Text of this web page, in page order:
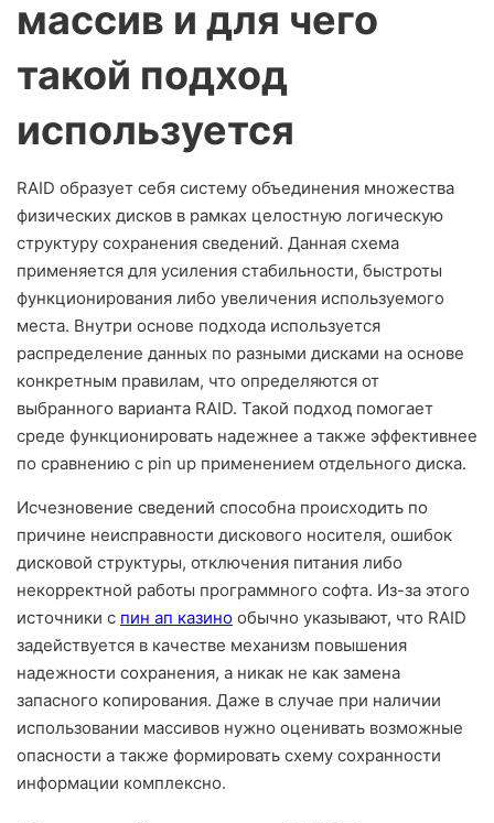
массив и для чего
такой подход
используется
RAID образует себя систему объединения множества
физических дисков в рамках целостную логическую
структуру сохранения сведений. Данная схема
применяется для усиления стабильности, быстроты
функционирования либо увеличения используемого
места. Внутри основе подхода используется
распределение данных по разными дисками на основе
конкретным правилам, что определяются от
выбранного варианта RAID. Такой подход помогает
среде функционировать надежнее а также эффективнее
по сравнению с pin up применением отдельного диска.
Исчезновение сведений способна происходить по
причине неисправности дискового носителя, ошибок
дисковой структуры, отключения питания либо
некорректной работы программного софта. Из-за этого
источники с пин ап казино обычно указывают, что RAID
задействуется в качестве механизм повышения
надежности сохранения, а никак не как замена
запасного копирования. Даже в случае при наличии
использовании массивов нужно оценивать возможные
опасности а также формировать схему сохранности
информации комплексно.